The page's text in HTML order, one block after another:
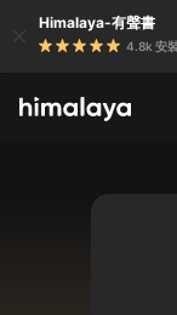
Himalaya-有聲書
4.8k 安